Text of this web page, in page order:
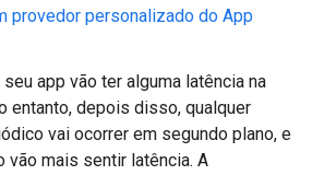
provedor personalizado do App
app vão ter alguma latência na
entanto, depois disso, qualquer
vai ocorrer em segundo plano, e
vão mais sentir latência. A